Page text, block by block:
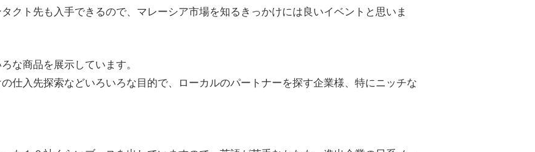
クト先も入手できるので、マレーシア市場を知るきっかけには良いイベントと思いま
な商品を展示しています。
仕入先探索などいろいろな目的で、ローカルのパートナーを探す企業様、特にニッチな